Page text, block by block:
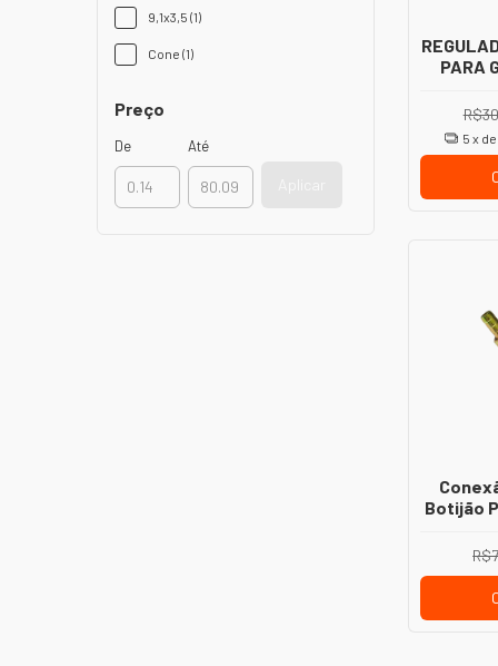
9,1x3,5 (1)
Cone (1)
Preço
De Até
PARA
5 x de
Botijão